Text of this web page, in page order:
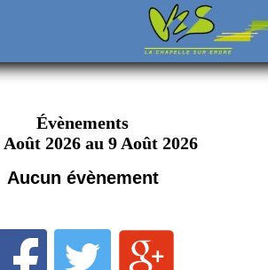
Évènements
Août 2026 au 9 Août 2026
Aucun évènement